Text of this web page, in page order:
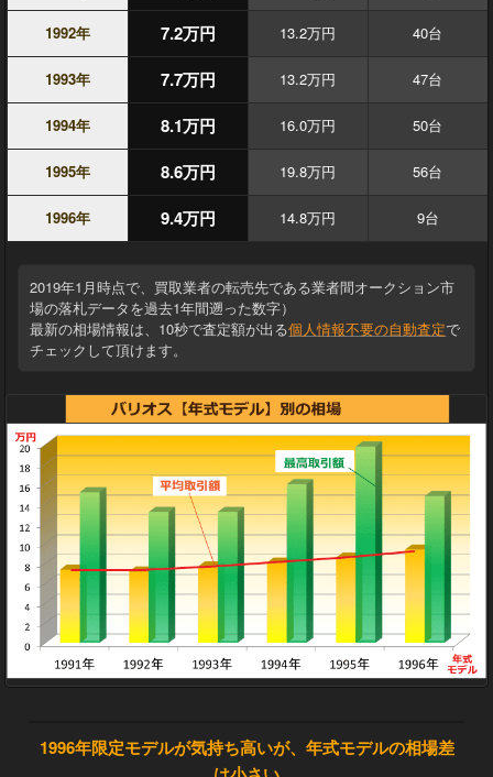
1992年 7.2万円 13.2万円 40台
1993年 7.7万円 13.2万円 47台
1994年 8.1万円 16.0万円 50台
1995年 8.6万円 19.8万円 56台
1996年 9.4万円 14.8万円 9台
2019年1月時点で、買取業者の転売先である業者間オークション市
場の落札データを過去1年間遡った数字）
最新の相場情報は、10秒で査定額が出る個人情報不要の自動査定で
チェックして頂けます。
1996年限定モデルが気持ち高いが、年式モデルの相場差